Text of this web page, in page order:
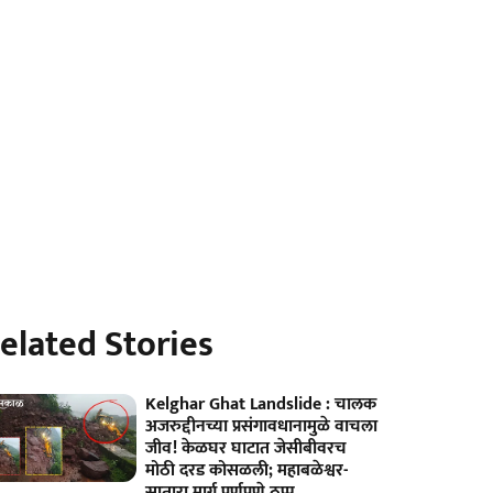
Stories
Kelghar Ghat Landslide : चालक
अजरुद्दीनच्या प्रसंगावधानामुळे वाचला
जीव! केळघर घाटात जेसीबीवरच
मोठी दरड कोसळली; महाबळेश्वर-